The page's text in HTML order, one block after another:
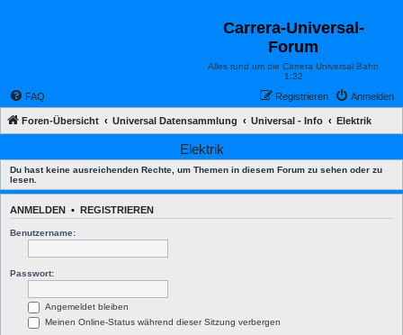
Carrera-Universal-
Forum
Alles rund um die Carrera Universal Bahn
1:32
FAQ Anmelden
Registrieren
Foren-Übersicht Universal Datensammlung Universal - Info Elektrik
Elektrik
Du hast keine ausreichenden Rechte, um Themen in diesem Forum zu sehen oder zu
lesen.
ANMELDEN • REGISTRIEREN
Benutzername:
Passwort:
Angemeldet bleiben
Meinen Online-Status während dieser Sitzung verbergen